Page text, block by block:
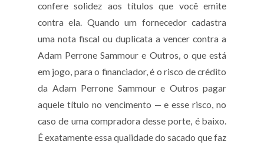
confere solidez aos títulos que você emite
contra ela. Quando um fornecedor cadastra
uma nota fiscal ou duplicata a vencer contra a
Adam Perrone Sammour e Outros, o que está
em jogo, para o financiador, é o risco de crédito
da Adam Perrone Sammour e Outros pagar
aquele título no vencimento — e esse risco, no
caso de uma compradora desse porte, é baixo.
É exatamente essa qualidade do sacado que faz